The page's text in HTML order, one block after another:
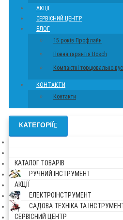
АКЦІЇ
СЕРВІСНИЙ ЦЕНТР
БЛОГ
15 років Профлайн
Повна гарантія Bosch
Компактні торцювально-
КОНТАКТИ
Контакти
КАТЕГОРІЇ
КАТАЛОГ ТОВАРІВ
РУЧНИЙ ІНСТРУМЕНТ
АКЦІЇ
ЕЛЕКТРОІНСТРУМЕНТ
САДОВА ТЕХНІКА ТА
СЕРВІСНИЙ ЦЕНТР